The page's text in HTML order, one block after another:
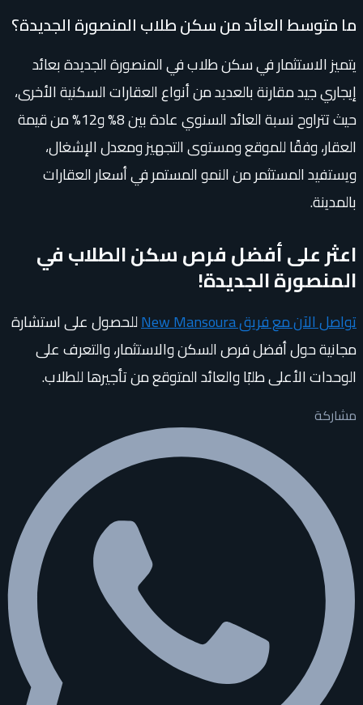
ما متوسط العائد من سكن طلاب المنصورة الجديدة؟
يتميز الاستثمار في سكن طلاب في المنصورة الجديدة بعائد
إيجاري جيد مقارنة بالعديد من أنواع العقارات السكنية الأخرى،
حيث تتراوح نسبة العائد السنوي عادة بين 8% و12% من قيمة
العقار، وفقًا للموقع ومستوى التجهيز ومعدل الإشغال،
ويستفيد المستثمر من النمو المستمر في أسعار العقارات
بالمدينة.
اعثر على أفضل فرص سكن الطلاب في
المنصورة الجديدة!
تواصل الآن مع فريق New Mansoura
للحصول على استشارة
مجانية حول أفضل فرص السكن والاستثمار، والتعرف على
الوحدات الأعلى طلبًا والعائد المتوقع من تأجيرها للطلاب.
مشاركة